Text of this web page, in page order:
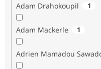
Adam Drahokoupil 1
Adam Mackerle 1
Adrien Mamadou